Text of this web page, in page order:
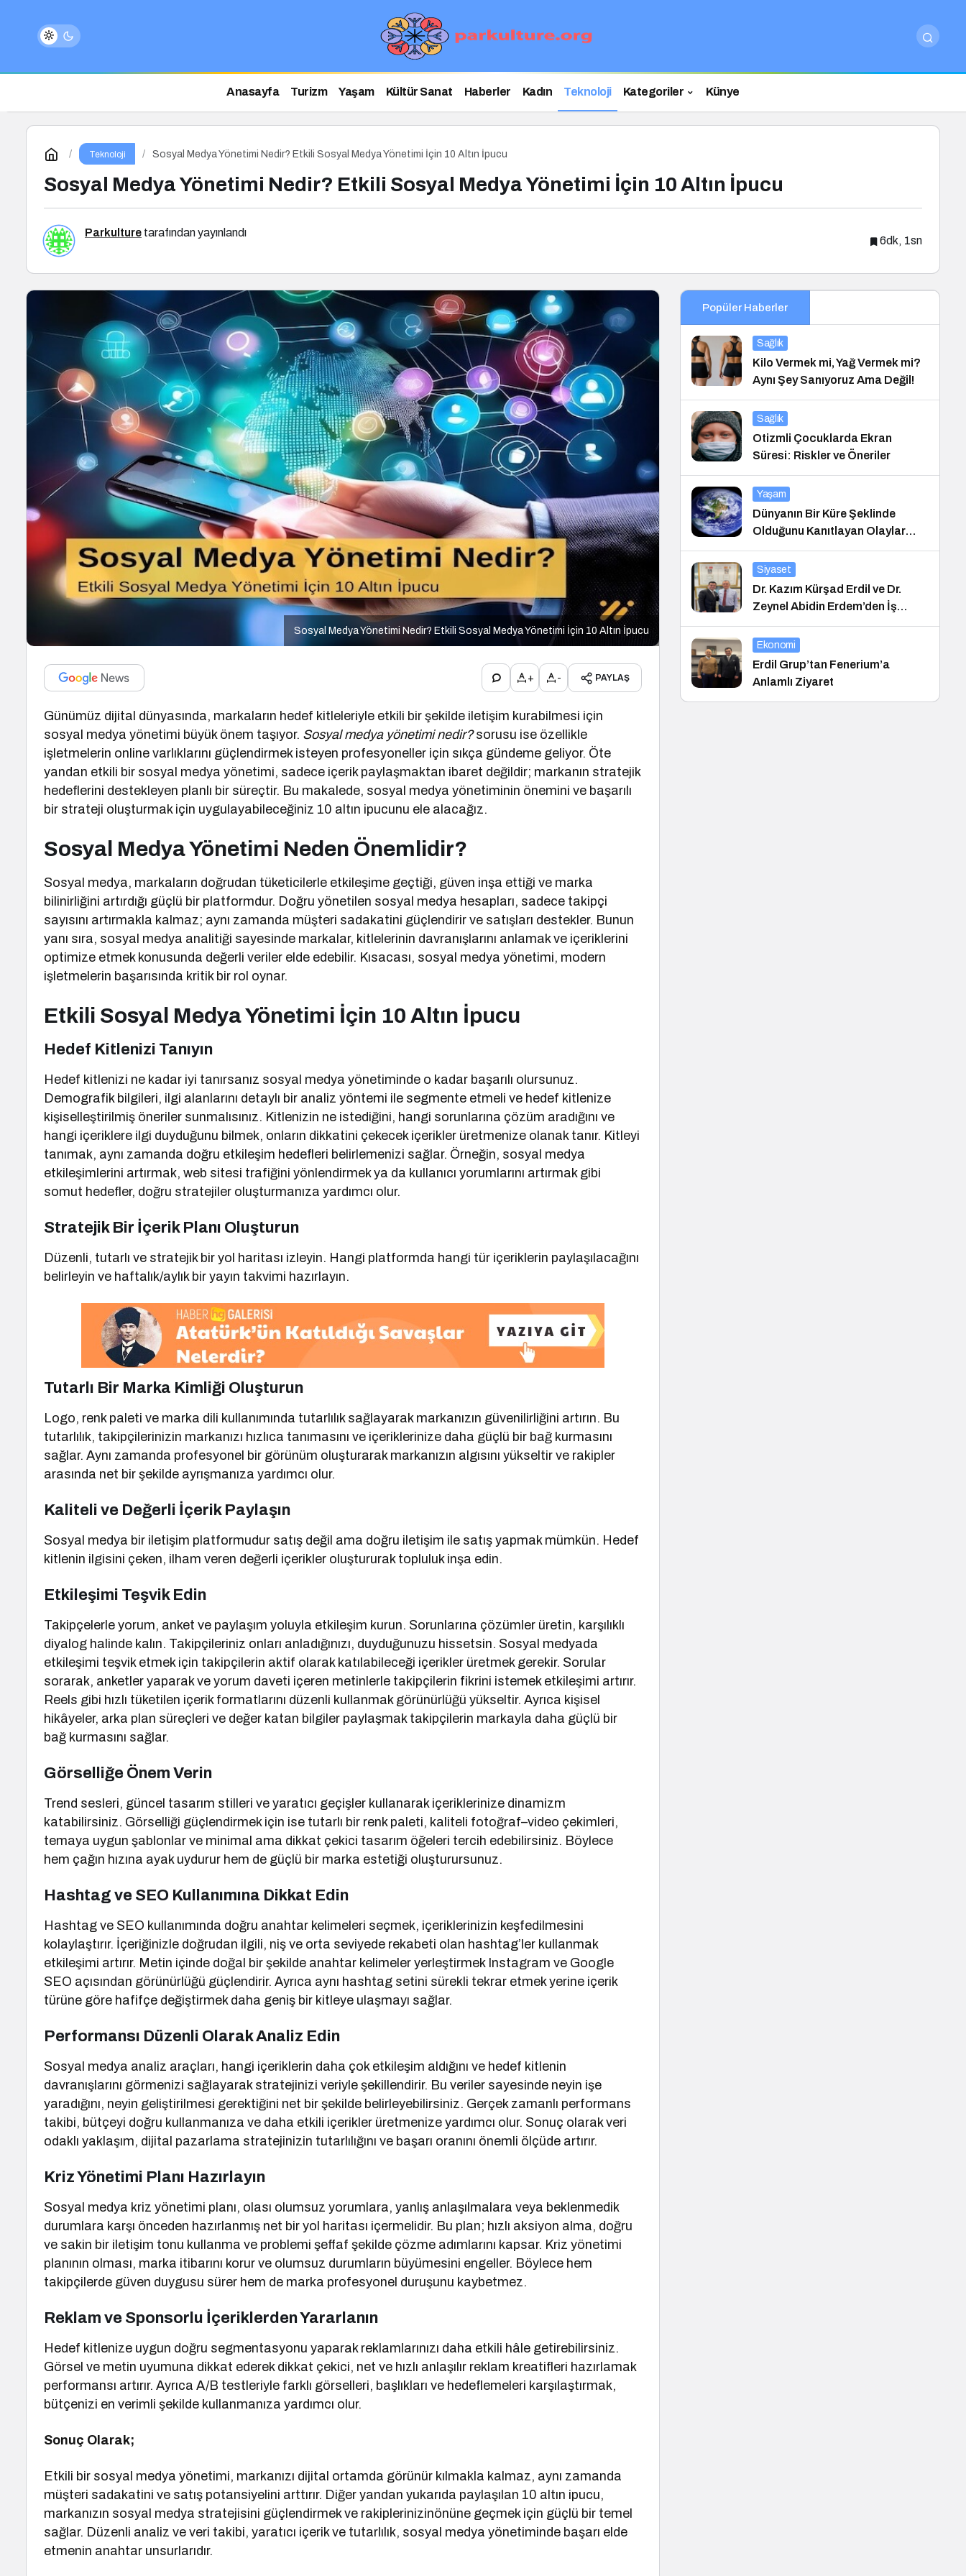
Anasayfa Turizm Yaşam Kültür Sanat Haberler Kadın Teknoloji Kategoriler Künye
Teknoloji Sosyal Medya Yönetimi Nedir? Etkili Sosyal Medya Yönetimi İçin 10 Altın İpucu
Sosyal Medya Yönetimi Nedir? Etkili Sosyal Medya Yönetimi İçin 10 Altın İpucu
Parkulture tarafından yayınlandı
6dk, 1sn
Sosyal Medya Yönetimi Nedir? Etkili Sosyal Medya Yönetimi İçin 10 Altın İpucu
+ - PAYLAŞ
Günümüz dijital dünyasında, markaların hedef kitleleriyle etkili bir şekilde iletişim kurabilmesi için
sosyal medya yönetimi büyük önem taşıyor. Sosyal medya yönetimi nedir?sorusu ise özellikle
işletmelerin online varlıklarını güçlendirmek isteyen profesyoneller için sıkça gündeme geliyor. Öte
yandan etkili bir sosyal medya yönetimi, sadece içerik paylaşmaktan ibaret değildir; markanın stratejik
hedeflerini destekleyen planlı bir süreçtir. Bu makalede, sosyal medya yönetiminin önemini ve başarılı
bir strateji oluşturmak için uygulayabileceğiniz 10 altın ipucunu ele alacağız.
Sosyal Medya Yönetimi Neden Önemlidir?
Sosyal medya, markaların doğrudan tüketicilerle etkileşime geçtiği, güven inşa ettiği ve marka
bilinirliğini artırdığı güçlü bir platformdur. Doğru yönetilen sosyal medya hesapları, sadece takipçi
sayısını artırmakla kalmaz; aynı zamanda müşteri sadakatini güçlendirir ve satışları destekler. Bunun
yanı sıra, sosyal medya analitiği sayesinde markalar, kitlelerinin davranışlarını anlamak ve içeriklerini
optimize etmek konusunda değerli veriler elde edebilir. Kısacası, sosyal medya yönetimi, modern
işletmelerin başarısında kritik bir rol oynar.
Etkili Sosyal Medya Yönetimi İçin 10 Altın İpucu
Hedef Kitlenizi Tanıyın
Hedef kitlenizi ne kadar iyi tanırsanız sosyal medya yönetiminde o kadar başarılı olursunuz.
Demografik bilgileri, ilgi alanlarını detaylı bir analiz yöntemi ile segmente etmeli ve hedef kitlenize
kişiselleştirilmiş öneriler sunmalısınız. Kitlenizin ne istediğini, hangi sorunlarına çözüm aradığını ve
hangi içeriklere ilgi duyduğunu bilmek, onların dikkatini çekecek içerikler üretmenize olanak tanır. Kitleyi
tanımak, aynı zamanda doğru etkileşim hedefleri belirlemenizi sağlar. Örneğin, sosyal medya
etkileşimlerini artırmak, web sitesi trafiğini yönlendirmek ya da kullanıcı yorumlarını artırmak gibi
somut hedefler, doğru stratejiler oluşturmanıza yardımcı olur.
Stratejik Bir İçerik Planı Oluşturun
Düzenli, tutarlı ve stratejik bir yol haritası izleyin. Hangi platformda hangi tür içeriklerin paylaşılacağını
belirleyin ve haftalık/aylık bir yayın takvimi hazırlayın.
Tutarlı Bir Marka Kimliği Oluşturun
Logo, renk paleti ve marka dili kullanımında tutarlılık sağlayarak markanızın güvenilirliğini artırın. Bu
tutarlılık, takipçilerinizin markanızı hızlıca tanımasını ve içeriklerinize daha güçlü bir bağ kurmasını
sağlar. Aynı zamanda profesyonel bir görünüm oluşturarak markanızın algısını yükseltir ve rakipler
arasında net bir şekilde ayrışmanıza yardımcı olur.
Kaliteli ve Değerli İçerik Paylaşın
Sosyal medya bir iletişim platformudur satış değil ama doğru iletişim ile satış yapmak mümkün. Hedef
kitlenin ilgisini çeken, ilham veren değerli içerikler oluştururak topluluk inşa edin.
Etkileşimi Teşvik Edin
Takipçelerle yorum, anket ve paylaşım yoluyla etkileşim kurun. Sorunlarına çözümler üretin, karşılıklı
diyalog halinde kalın. Takipçileriniz onları anladığınızı, duyduğunuzu hissetsin. Sosyal medyada
etkileşimi teşvik etmek için takipçilerin aktif olarak katılabileceği içerikler üretmek gerekir. Sorular
sorarak, anketler yaparak ve yorum daveti içeren metinlerle takipçilerin fikrini istemek etkileşimi artırır.
Reels gibi hızlı tüketilen içerik formatlarını düzenli kullanmak görünürlüğü yükseltir. Ayrıca kişisel
hikâyeler, arka plan süreçleri ve değer katan bilgiler paylaşmak takipçilerin markayla daha güçlü bir
bağ kurmasını sağlar.
Görselliğe Önem Verin
Trend sesleri, güncel tasarım stilleri ve yaratıcı geçişler kullanarak içeriklerinize dinamizm
katabilirsiniz. Görselliği güçlendirmek için ise tutarlı bir renk paleti, kaliteli fotoğraf–video çekimleri,
temaya uygun şablonlar ve minimal ama dikkat çekici tasarım öğeleri tercih edebilirsiniz. Böylece
hem çağın hızına ayak uydurur hem de güçlü bir marka estetiği oluşturursunuz.
Hashtag ve SEO Kullanımına Dikkat Edin
Hashtag ve SEO kullanımında doğru anahtar kelimeleri seçmek, içeriklerinizin keşfedilmesini
kolaylaştırır. İçeriğinizle doğrudan ilgili, niş ve orta seviyede rekabeti olan hashtag’ler kullanmak
etkileşimi artırır. Metin içinde doğal bir şekilde anahtar kelimeler yerleştirmek Instagram ve Google
SEO açısından görünürlüğü güçlendirir. Ayrıca aynı hashtag setini sürekli tekrar etmek yerine içerik
türüne göre hafifçe değiştirmek daha geniş bir kitleye ulaşmayı sağlar.
Performansı Düzenli Olarak Analiz Edin
Sosyal medya analiz araçları, hangi içeriklerin daha çok etkileşim aldığını ve hedef kitlenin
davranışlarını görmenizi sağlayarak stratejinizi veriyle şekillendirir. Bu veriler sayesinde neyin işe
yaradığını, neyin geliştirilmesi gerektiğini net bir şekilde belirleyebilirsiniz. Gerçek zamanlı performans
takibi, bütçeyi doğru kullanmanıza ve daha etkili içerikler üretmenize yardımcı olur. Sonuç olarak veri
odaklı yaklaşım, dijital pazarlama stratejinizin tutarlılığını ve başarı oranını önemli ölçüde artırır.
Kriz Yönetimi Planı Hazırlayın
Sosyal medya kriz yönetimi planı, olası olumsuz yorumlara, yanlış anlaşılmalara veya beklenmedik
durumlara karşı önceden hazırlanmış net bir yol haritası içermelidir. Bu plan; hızlı aksiyon alma, doğru
ve sakin bir iletişim tonu kullanma ve problemi şeffaf şekilde çözme adımlarını kapsar. Kriz yönetimi
planının olması, marka itibarını korur ve olumsuz durumların büyümesini engeller. Böylece hem
takipçilerde güven duygusu sürer hem de marka profesyonel duruşunu kaybetmez.
Reklam ve Sponsorlu İçeriklerden Yararlanın
Hedef kitlenize uygun doğru segmentasyonu yaparak reklamlarınızı daha etkili hâle getirebilirsiniz.
Görsel ve metin uyumuna dikkat ederek dikkat çekici, net ve hızlı anlaşılır reklam kreatifleri hazırlamak
performansı artırır. Ayrıca A/B testleriyle farklı görselleri, başlıkları ve hedeflemeleri karşılaştırmak,
bütçenizi en verimli şekilde kullanmanıza yardımcı olur.
Sonuç Olarak;
Etkili bir sosyal medya yönetimi, markanızı dijital ortamda görünür kılmakla kalmaz, aynı zamanda
müşteri sadakatini ve satış potansiyelini arttırır. Diğer yandan yukarıda paylaşılan 10 altın ipucu,
markanızın sosyal medya stratejisini güçlendirmek ve rakiplerinizinönüne geçmek için güçlü bir temel
sağlar. Düzenli analiz ve veri takibi, yaratıcı içerik ve tutarlılık, sosyal medya yönetiminde başarı elde
etmenin anahtar unsurlarıdır.
Popüler Haberler
Sağlık
Kilo Vermek mi, Yağ Vermek mi?
Aynı Şey Sanıyoruz Ama Değil!
Sağlık
Otizmli Çocuklarda Ekran
Süresi: Riskler ve Öneriler
Yaşam
Dünyanın Bir Küre Şeklinde
Olduğunu Kanıtlayan Olaylar
Nedir?
Siyaset
Dr. Kazım Kürşad Erdil ve Dr.
Zeynel Abidin Erdem’den İş
Dünyası Buluşması
Ekonomi
Erdil Grup’tan Fenerium’a
Anlamlı Ziyaret